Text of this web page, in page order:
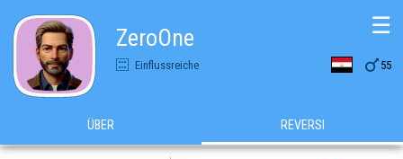
ZeroOne
Einflussreiche  55
☰
ÜBER REVERSI